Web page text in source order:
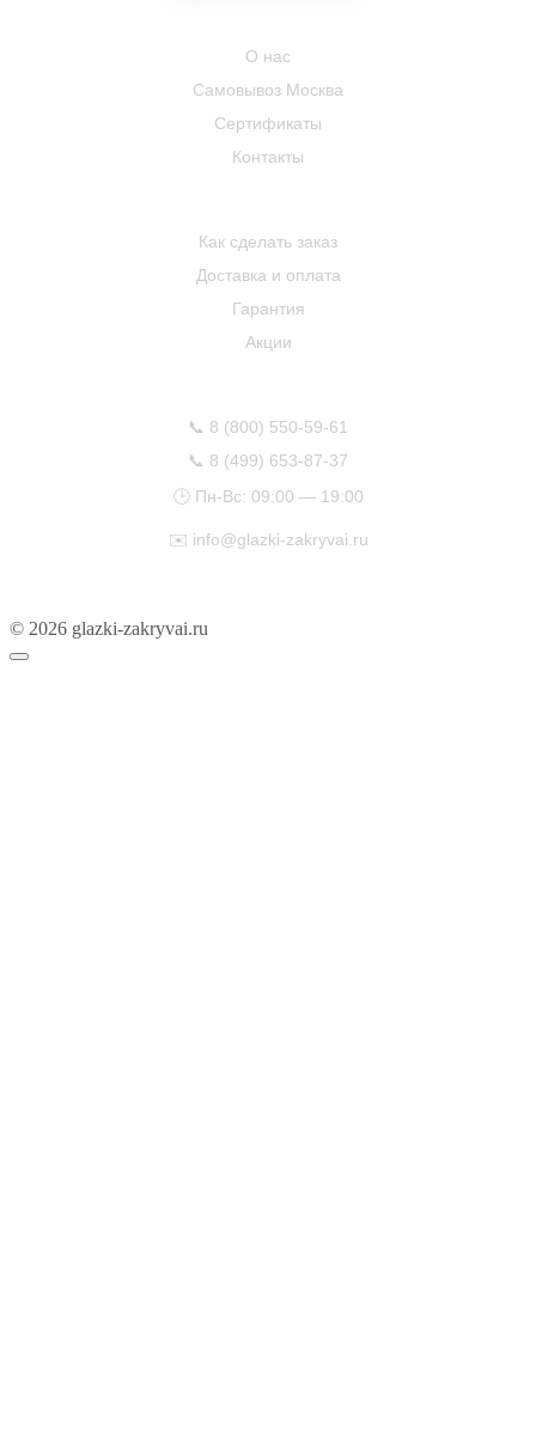
О нас
Самовывоз Москва
Сертификаты
Контакты
Как сделать заказ
Доставка и оплата
Гарантия
Акции
📞 8 (800) 550-59-61
📞 8 (499) 653-87-37
🕒 Пн-Вс: 09:00 — 19:00
✉️ info@glazki-zakryvai.ru
© 2026 glazki-zakryvai.ru